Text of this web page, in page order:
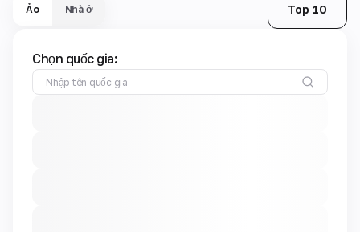
Ảo Nhà ở Top 10
Chọn quốc gia: